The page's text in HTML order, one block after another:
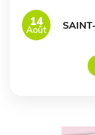
14
Août